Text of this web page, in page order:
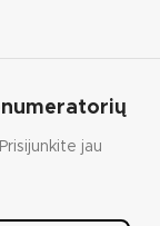
jau